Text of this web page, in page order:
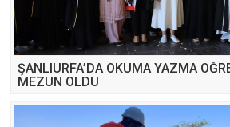
ŞANLIURFA’DA OKUMA YAZMA
MEZUN OLDU